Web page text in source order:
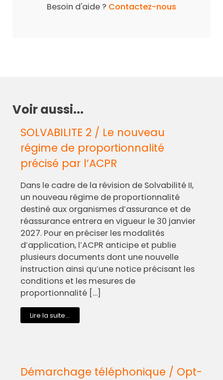
Besoin d'aide ? Contactez-nous
Voir aussi...
SOLVABILITE 2 / Le nouveau
régime de proportionnalité
précisé par l’ACPR
Dans le cadre de la révision de Solvabilité II,
un nouveau régime de proportionnalité
destiné aux organismes d’assurance et de
réassurance entrera en vigueur le 30 janvier
2027. Pour en préciser les modalités
d’application, l’ACPR anticipe et publie
plusieurs documents dont une nouvelle
instruction ainsi qu’une notice précisant les
conditions et les mesures de
proportionnalité […]
Lire la suite...
Démarchage téléphonique / Opt-